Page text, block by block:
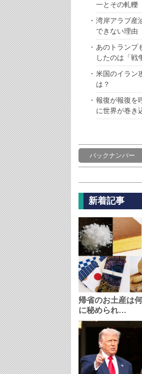
一とその軋轢
湾岸アラブ産
できない理由
あのトランプ
したのは「戦
米国のイラン
は？
報復が報復を
に世界が巻き
バックナンバー
新着記事
帰省のお土産は
に秘められ…